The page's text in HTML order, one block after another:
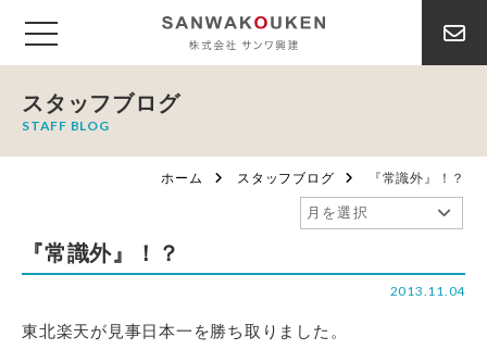
スタッフブログ
STAFF BLOG
ホーム スタッフブログ 『常識外』！？
『常識外』！？
2013.11.04
東北楽天が見事日本一を勝ち取りました。